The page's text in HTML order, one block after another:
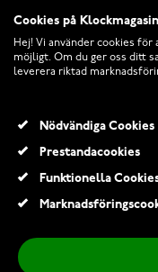
Cookies på
Hej! Vi använder cookies
möjligt. Om du ger oss ditt
leverera riktad
Nödvändiga Cookies
Prestandacookies
Funktionella